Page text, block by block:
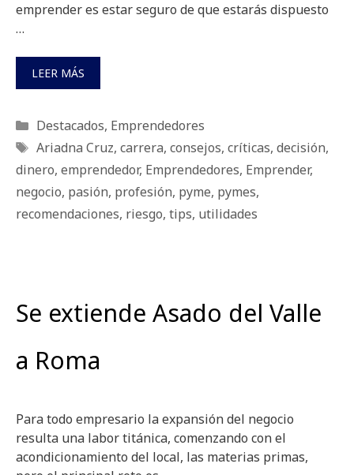
emprender es estar seguro de que estarás dispuesto
…
LEER MÁS
Categorías
Destacados, Emprendedores
Etiquetas
Ariadna Cruz, carrera, consejos, críticas, decisión,
dinero, emprendedor, Emprendedores, Emprender,
negocio, pasión, profesión, pyme, pymes,
recomendaciones, riesgo, tips, utilidades
Se extiende Asado del Valle
a Roma
Para todo empresario la expansión del negocio
resulta una labor titánica, comenzando con el
acondicionamiento del local, las materias primas,